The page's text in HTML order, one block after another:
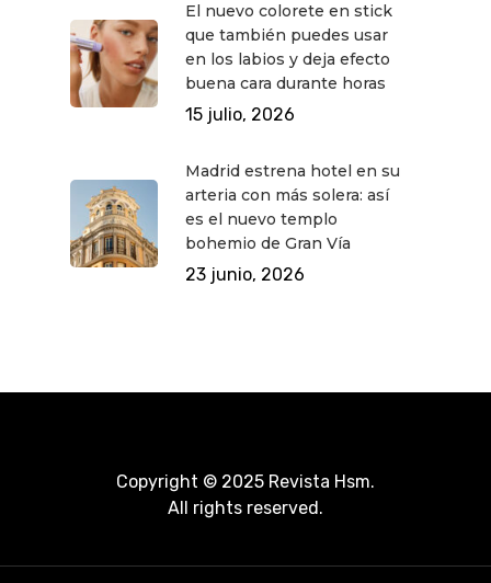
El nuevo colorete en stick
que también puedes usar
en los labios y deja efecto
buena cara durante horas
15 julio, 2026
Madrid estrena hotel en su
arteria con más solera: así
es el nuevo templo
bohemio de Gran Vía
23 junio, 2026
Copyright © 2025 Revista Hsm.
All rights reserved.